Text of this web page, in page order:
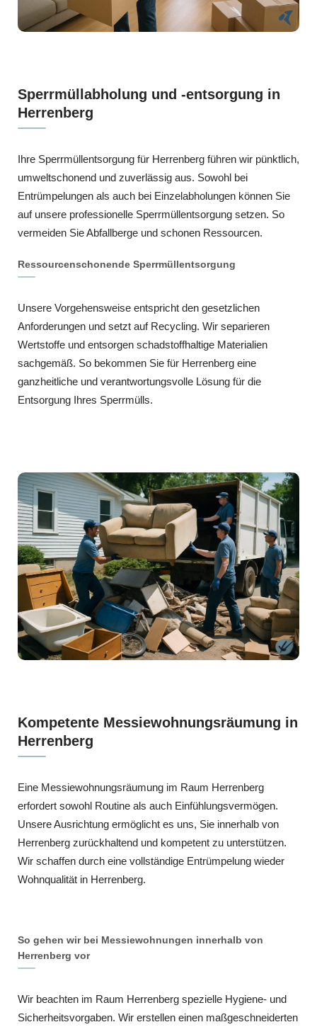
Sperrmüllabholung und -entsorgung in
Herrenberg
Ihre Sperrmüllentsorgung für Herrenberg führen wir pünktlich,
umweltschonend und zuverlässig aus. Sowohl bei
Entrümpelungen als auch bei Einzelabholungen können Sie
auf unsere professionelle Sperrmüllentsorgung setzen. So
vermeiden Sie Abfallberge und schonen Ressourcen.
Ressourcenschonende Sperrmüllentsorgung
Unsere Vorgehensweise entspricht den gesetzlichen
Anforderungen und setzt auf Recycling. Wir separieren
Wertstoffe und entsorgen schadstoffhaltige Materialien
sachgemäß. So bekommen Sie für Herrenberg eine
ganzheitliche und verantwortungsvolle Lösung für die
Entsorgung Ihres Sperrmülls.
Kompetente Messiewohnungsräumung in
Herrenberg
Eine Messiewohnungsräumung im Raum Herrenberg
erfordert sowohl Routine als auch Einfühlungsvermögen.
Unsere Ausrichtung ermöglicht es uns, Sie innerhalb von
Herrenberg zurückhaltend und kompetent zu unterstützen.
Wir schaffen durch eine vollständige Entrümpelung wieder
Wohnqualität in Herrenberg.
So gehen wir bei Messiewohnungen innerhalb von
Herrenberg vor
Wir beachten im Raum Herrenberg spezielle Hygiene- und
Sicherheitsvorgaben. Wir erstellen einen maßgeschneiderten